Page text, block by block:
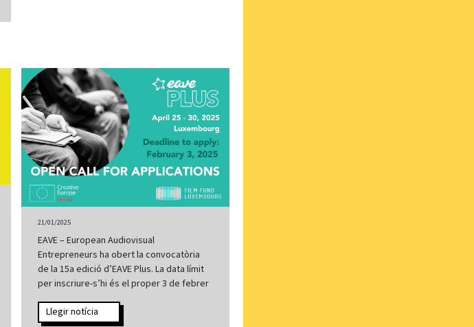
21/01/2025
EAVE – European Audiovisual
Entrepreneurs ha obert la convocatòria
de la 15a edició d’EAVE Plus. La data límit
per inscriure-s’hi és el proper 3 de febrer
Llegir notícia